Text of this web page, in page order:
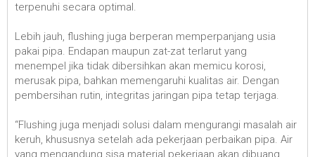
terpenuhi secara optimal.
Lebih jauh, flushing juga berperan memperpanjang usia
pakai pipa. Endapan maupun zat-zat terlarut yang
menempel jika tidak dibersihkan akan memicu korosi,
merusak pipa, bahkan memengaruhi kualitas air. Dengan
pembersihan rutin, integritas jaringan pipa tetap terjaga.
“Flushing juga menjadi solusi dalam mengurangi masalah air
keruh, khususnya setelah ada pekerjaan perbaikan pipa. Air
yang mengandung sisa material pekerjaan akan dibuang